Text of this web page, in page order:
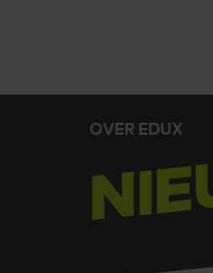
OVER EDUX